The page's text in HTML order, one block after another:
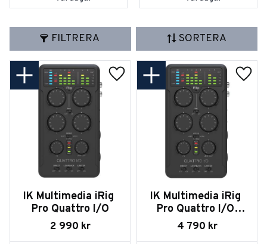
FILTRERA SORTERA
IK Multimedia iRig
Pro Quattro I/O
2 990 kr
Lägg till i favoriter
IK Multimedia iRig
Pro Quattro I/O
Deluxe
4 790 kr